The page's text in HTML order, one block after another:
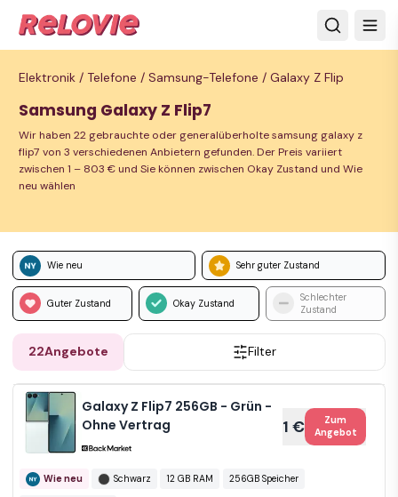
Elektronik / Telefone / Samsung-Telefone / Galaxy Z Flip
Samsung Galaxy Z Flip7
Wir haben 22 gebrauchte oder generalüberholte samsung galaxy z
flip7 von 3 verschiedenen Anbietern gefunden. Der Preis variiert
zwischen 1 – 803 € und Sie können zwischen Okay Zustand und Wie
neu wählen
Wie neu Sehr guter Zustand
Guter Zustand Okay Zustand
Schlechter
Zustand
22Angebote Filter
Galaxy Z Flip7 256GB - Grün -
Ohne Vertrag
1 €
Zum
Angebot
Wie neu Schwarz 12 GB RAM 256GB Speicher